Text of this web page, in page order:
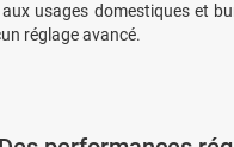
usages domestiques et
réglage avancé.